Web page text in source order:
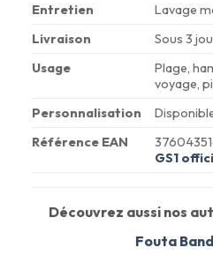
Entretien
Lavage
Livraison
Sous 3
Usage
Plage,
voyage,
Personnalisation
Référence EAN
GS1
Découvrez aussi nos
Fouta